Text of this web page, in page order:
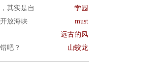
其实是自 学园
放海峡 must
远古的风
吧？ 山蛟龙